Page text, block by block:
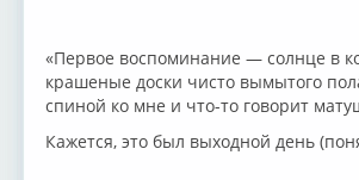
«Первое воспоминание — солнце в
крашеные доски чисто вымытого
спиной ко мне и что-то говорит
Кажется, это был выходной день